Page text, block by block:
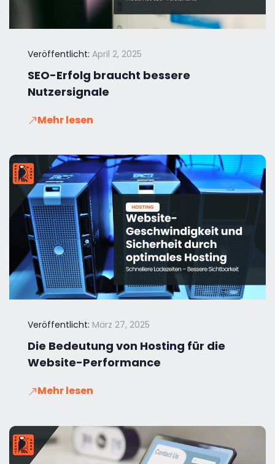
Veröffentlicht: April 2, 2025
SEO-Erfolg braucht bessere
Nutzersignale
Mehr lesen
Veröffentlicht: März 27, 2025
Die Bedeutung von Hosting für die
Website-Performance
Mehr lesen